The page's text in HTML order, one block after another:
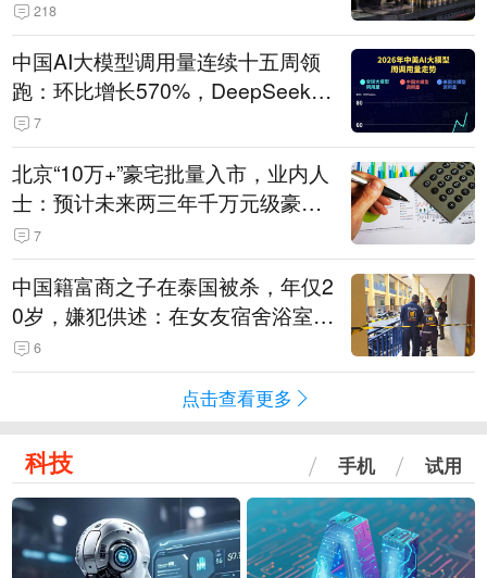
218
中国AI大模型调用量连续十五周领
跑：环比增长570%，DeepSeek-V
4-Flash正式版登顶！MiniMax M
3、阶跃星辰Step 3.7 Flash跌出榜
单
7
北京“10万+”豪宅批量入市，业内人
士：预计未来两三年千万元级豪宅
潜在供应达万套！谁在买单？
7
中国籍富商之子在泰国被杀，年仅2
0岁，嫌犯供述：在女友宿舍浴室发
现他，持刀询问身份时发生拉扯
6
点击查看更多
科技 手机 试用